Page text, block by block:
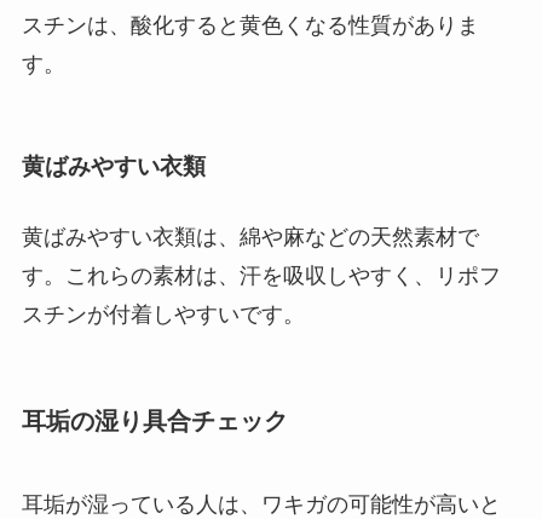
スチンは、酸化すると黄色くなる性質がありま
す。
黄ばみやすい衣類
黄ばみやすい衣類は、綿や麻などの天然素材で
す。これらの素材は、汗を吸収しやすく、リポフ
スチンが付着しやすいです。
耳垢の湿り具合チェック
耳垢が湿っている人は、ワキガの可能性が高いと